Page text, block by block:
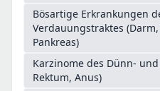
Bösartige Erkrankungen
Verdauungstraktes
Pankreas)
Karzinome des Dünn-
Rektum, Anus)